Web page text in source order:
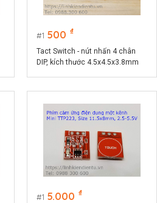
1 500 ₫
Tact Switch - nút nhấn 4 chân
DIP, kích thước 4.5x4.5x3.8mm
1 5.000 ₫